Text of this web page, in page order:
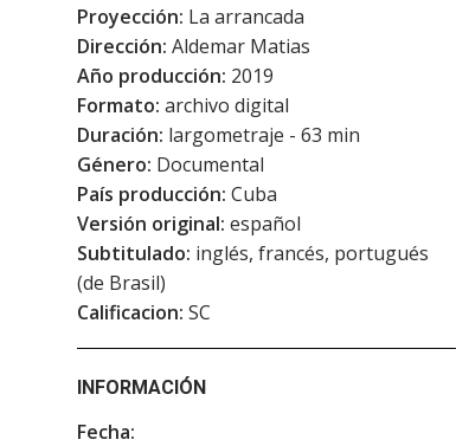
Proyección: La arrancada
Dirección: Aldemar Matias
Año producción: 2019
Formato: archivo digital
Duración: largometraje - 63 min
Género: Documental
País producción: Cuba
Versión original: español
Subtitulado: inglés, francés, portugués
(de Brasil)
Calificacion: SC
INFORMACIÓN
Fecha: